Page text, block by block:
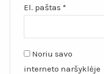
El. paštas*
Noriu savo
interneto naršyklėje